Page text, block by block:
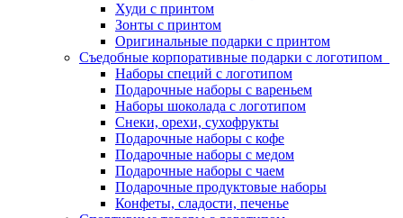
Худи с принтом
Зонты с принтом
Оригинальные подарки с принтом
Съедобные корпоративные подарки с логотипом
Наборы специй с логотипом
Подарочные наборы с вареньем
Наборы шоколада с логотипом
Снеки, орехи, сухофрукты
Подарочные наборы с кофе
Подарочные наборы с медом
Подарочные наборы с чаем
Подарочные продуктовые наборы
Конфеты, сладости, печенье